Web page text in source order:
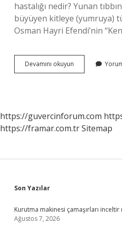
hastalığı nedir? Yunan
büyüyen kitleye (yumruya)
Osman Hayri Efendi’nin
Devamını okuyun
Hastalığı
https://guvercinforum.com
https://framar.com.trSitemap
Sidebar
Son Yazılar
Kurutma makinesi çamaşırları inceltir
Ağustos 7, 2026